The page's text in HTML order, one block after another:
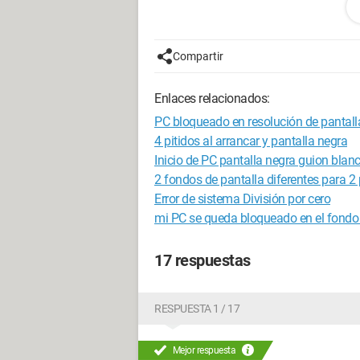
llego a un fondo azul con inscripciones
me doy cuenta de que llega hasta el
espero haber sido claro en mi
no entiendo nada
intenté hacer la reinstalación con el
¿mi pc y/o mi disco duro están
gracias por la atención que me
Configuración:
Compartir
Enlaces relacionados:
PC bloqueado en resolución de
4 pitidos al arrancar y pantalla negra
Inicio de PC pantalla negra guion
2 fondos de pantalla diferentes para 2
Error de sistema División por cero
mi PC se queda bloqueado en el
17 respuestas
RESPUESTA 1 / 17
Mejor respuesta